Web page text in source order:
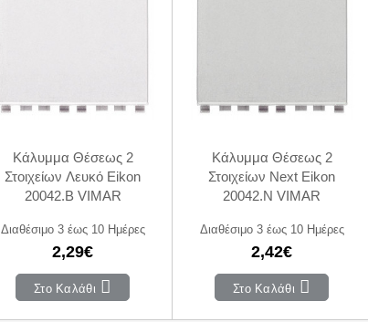
Κάλυμμα Θέσεως 2
Στοιχείων Λευκό Eikon
20042.B VIMAR
Διαθέσιμο 3 έως 10 Ημέρες
2,29€
Στο Καλάθι
Κάλυμμα Θέσεως 2
Στοιχείων Next Eikon
20042.N VIMAR
Διαθέσιμο 3 έως 10 Ημέρες
2,42€
Στο Καλάθι